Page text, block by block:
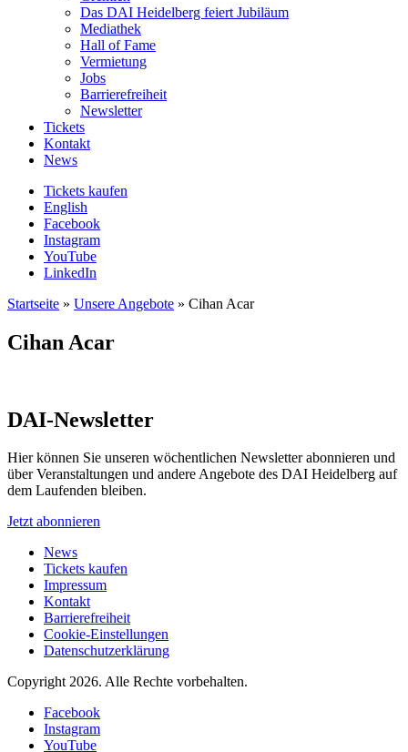
Das DAI Heidelberg feiert Jubiläum
Mediathek
Hall of Fame
Vermietung
Jobs
Barrierefreiheit
Newsletter
Tickets
Kontakt
News
Tickets kaufen
English
Facebook
Instagram
YouTube
LinkedIn
Startseite » Unsere Angebote » Cihan Acar
Cihan Acar
DAI-Newsletter
Hier können Sie unseren wöchentlichen Newsletter abonnieren und
über Veranstaltungen und andere Angebote des DAI Heidelberg auf
dem Laufenden bleiben.
Jetzt abonnieren
News
Tickets kaufen
Impressum
Kontakt
Barrierefreiheit
Cookie-Einstellungen
Datenschutzerklärung
Copyright 2026. Alle Rechte vorbehalten.
Facebook
Instagram
YouTube